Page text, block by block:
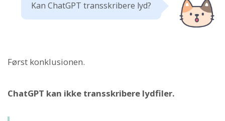
Kan ChatGPT transskribere lyd?
Først konklusionen.
ChatGPT kan ikke transskribere lydfiler.